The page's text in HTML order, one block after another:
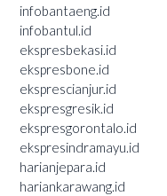
infobantaeng.id
infobantul.id
ekspresbekasi.id
ekspresbone.id
eksprescianjur.id
ekspresgresik.id
ekspresgorontalo.id
ekspresindramayu.id
harianjepara.id
hariankarawang.id